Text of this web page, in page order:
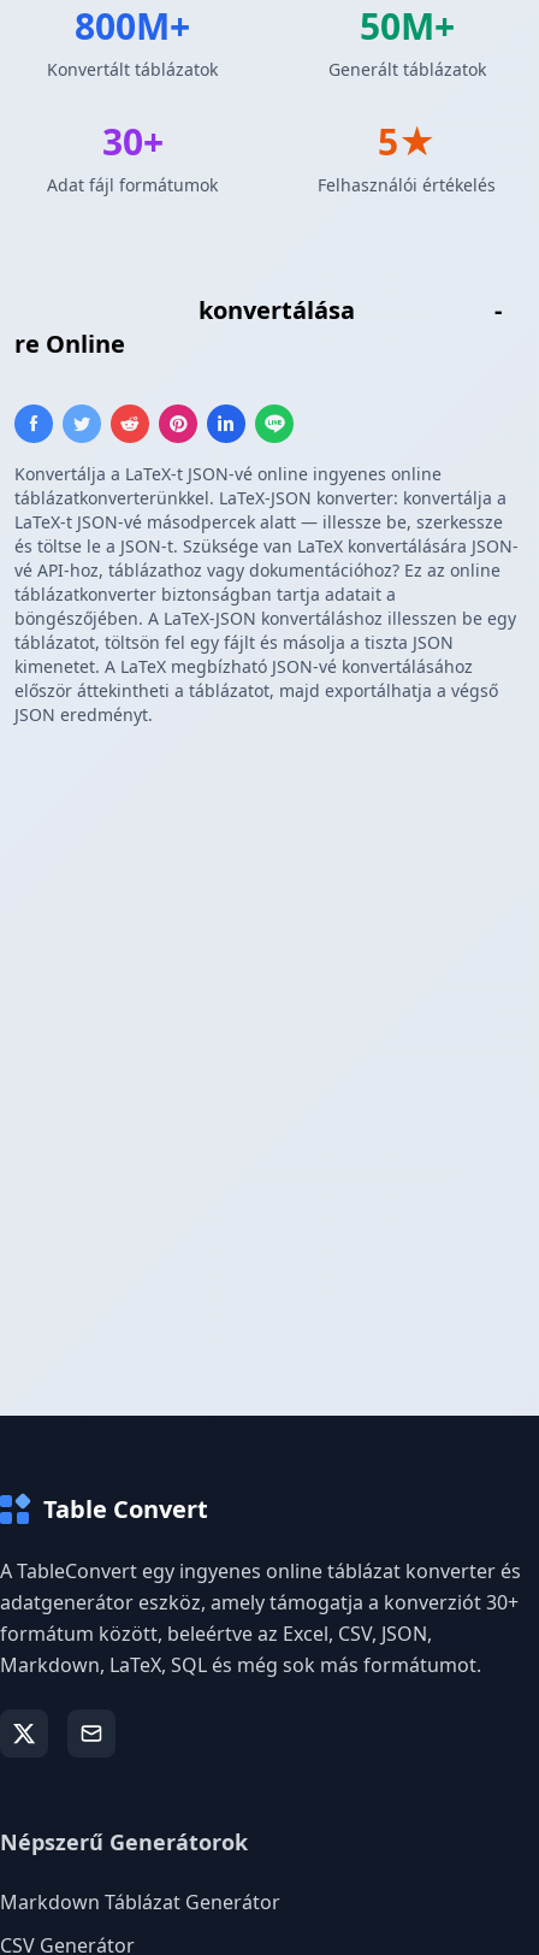
konvertálása
-
re Online
Konvertálja a LaTeX-t JSON-vé online ingyenes online
táblázatkonverterünkkel. LaTeX-JSON konverter: konvertálja a
LaTeX-t JSON-vé másodpercek alatt — illessze be, szerkessze
és töltse le a JSON-t. Szüksége van LaTeX konvertálására JSON-
vé API-hoz, táblázathoz vagy dokumentációhoz? Ez az online
táblázatkonverter biztonságban tartja adatait a
böngészőjében. A LaTeX-JSON konvertáláshoz illesszen be egy
táblázatot, töltsön fel egy fájlt és másolja a tiszta JSON
kimenetet. A LaTeX megbízható JSON-vé konvertálásához
először áttekintheti a táblázatot, majd exportálhatja a végső
JSON eredményt.
800M+
Konvertált táblázatok
50M+
Generált táblázatok
30+
Adat fájl formátumok
5★
Felhasználói értékelés
Table Convert
A TableConvert egy ingyenes online táblázat konverter és
adatgenerátor eszköz, amely támogatja a konverziót 30+
formátum között, beleértve az Excel, CSV, JSON,
Markdown, LaTeX, SQL és még sok más formátumot.
Népszerű Generátorok
Markdown Táblázat Generátor
CSV Generátor